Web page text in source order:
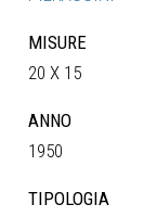
MISURE
20 X 15
ANNO
1950
TIPOLOGIA